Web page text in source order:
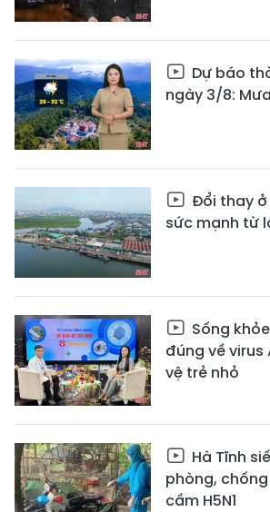
Dự báo
ngày 3/8:
Đổi thay
sức mạnh từ
Sống
đúng về
vệ trẻ nhỏ
Hà Tĩnh
phòng,
cầm H5N1